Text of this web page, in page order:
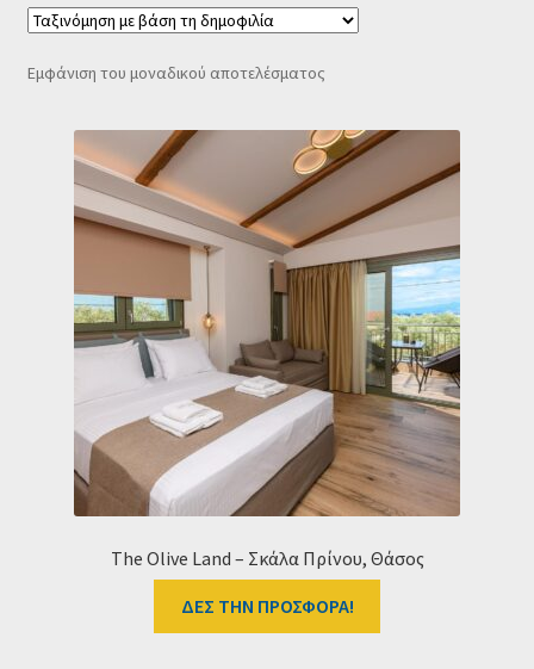
Επικοινωνία
Καλάθι
Κατάστημα
Ο λογαριασμός μου
HOME
Εμφάνιση του μοναδικού αποτελέσματος
The Olive Land – Σκάλα Πρίνου, Θάσος
ΔΕΣ ΤΗΝ ΠΡΟΣΦΟΡΑ!